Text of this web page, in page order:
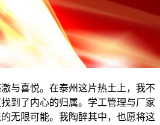
与喜悦。在泰州这片热土上，我不
到了内心的归属。学工管理与厂家
无限可能。我陶醉其中，也愿将这